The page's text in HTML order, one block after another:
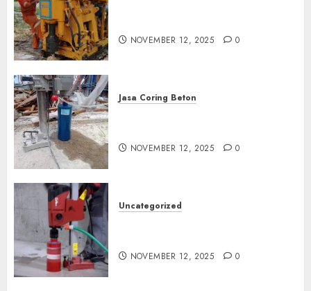
NOVEMBER 12, 2025 0
Jasa Coring Beton
NOVEMBER 12, 2025 0
Uncategorized
NOVEMBER 12, 2025 0